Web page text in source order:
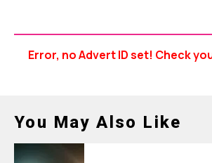
Error, no Advert ID set! Check
You May Also Like